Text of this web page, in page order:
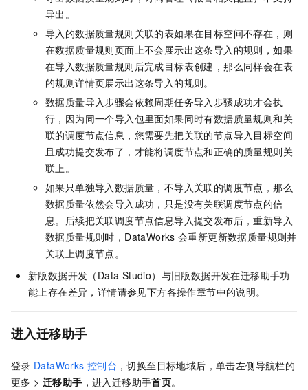
导出。
导入的数据质量规则关联的表如果在目标空间不存在，则
在数据质量规则页面上不会展示出这条导入的规则，如果
在导入数据质量规则后完成目标表创建，那么同样会在表
的规则详情页展示出这条导入的规则。
数据质量导入步骤会依赖周期任务导入步骤成功才会执
行，因为同一个导入包里面如果同时有数据质量规则和关
联的调度节点信息，您需要先把关联的节点导入目标空间
且成功提交发布了，才能将调度节点和正确的质量规则关
联上。
如果只单独导入数据质量，不导入关联的调度节点，那么
数据质量依然会导入成功，只是没有关联调度节点的信
息。后续把关联调度节点信息导入提交发布后，重新导入
数据质量规则时，DataWorks 会重新更新数据质量规则并
关联上调度节点。
新版数据开发（Data Studio）与旧版数据开发在迁移助手功
能上存在差异，详情请参见下方各操作章节中的说明。
进入迁移助手
登录 DataWorks 控制台 ，切换至目标地域后，单击左侧导航栏的
更多 > 迁移助手 ，进入迁移助手首页。